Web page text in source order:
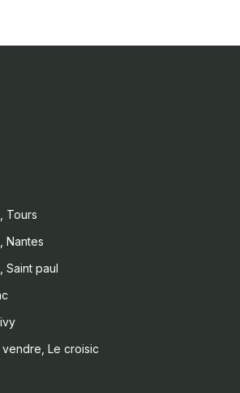
Tours
Nantes
Saint paul
Le croisic